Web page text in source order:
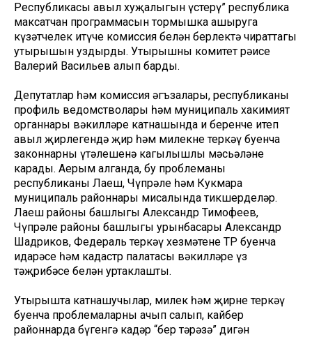
Республикасы авыл хуҗалыгын үстерү” республика
максатчан программасын тормышка ашыруга
күзәтчелек итүче комиссия белән берлектә чираттагы
утырышын уздырды. Утырышны комитет рәисе
Валерий Васильев алып барды.
Депутатлар һәм комиссия әгъзалары, республиканың
профиль ведомстволары һәм муниципаль хакимият
органнары вәкилләре катнашында иң беренче итеп
авыл җирлегендә җир һәм милекне теркәү буенча
законнарның үтәлешенә кагылышлы мәсьәләне
карады. Аерым алганда, бу проблеманы
республиканың Лаеш, Чүпрәле һәм Кукмара
муниципаль районнары мисалында тикшерделәр.
Лаеш районы башлыгы Александр Тимофеев,
Чүпрәле районы башлыгы урынбасары Александр
Шадриков, Федераль теркәү хезмәтенең ТР буенча
идарәсе һәм кадастр палатасы вәкилләре үз
тәҗрибәсе белән уртаклашты.
Утырышта катнашучылар, милек һәм җирне теркәү
буенча проблемаларны ачып салып, кайбер
районнарда бүгенгә кадәр “бер тәрәзә” дигән